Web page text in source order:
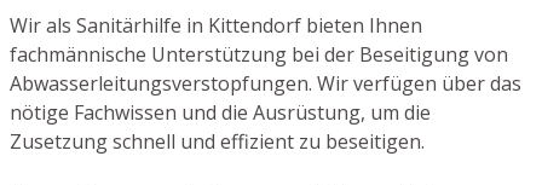
Wir als Sanitärhilfe in Kittendorf bieten Ihnen
fachmännische Unterstützung bei der Beseitigung von
Abwasserleitungsverstopfungen. Wir verfügen über das
nötige Fachwissen und die Ausrüstung, um die
Zusetzung schnell und effizient zu beseitigen.